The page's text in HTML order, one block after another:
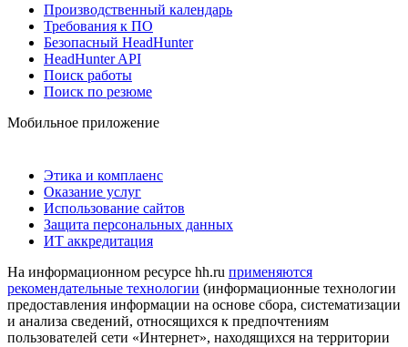
Производственный календарь
Требования к ПО
Безопасный HeadHunter
HeadHunter API
Поиск работы
Поиск по резюме
Мобильное приложение
Этика и комплаенс
Оказание услуг
Использование сайтов
Защита персональных данных
ИТ аккредитация
На информационном ресурсе hh.ru применяются
рекомендательные технологии (информационные технологии
предоставления информации на основе сбора, систематизации
и анализа сведений, относящихся к предпочтениям
пользователей сети «Интернет», находящихся на территории